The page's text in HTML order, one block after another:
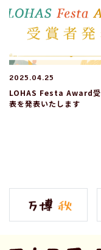
2025.04.25
LOHAS Festa Award受
表を発表いたします